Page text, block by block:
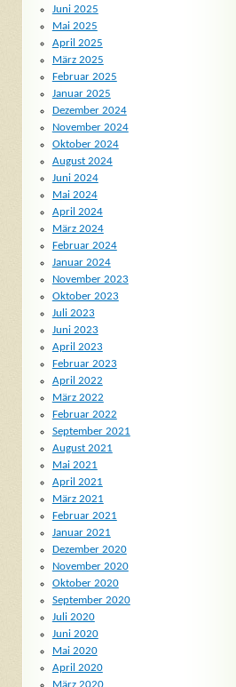
Juni 2025
Mai 2025
April 2025
März 2025
Februar 2025
Januar 2025
Dezember 2024
November 2024
Oktober 2024
August 2024
Juni 2024
Mai 2024
April 2024
März 2024
Februar 2024
Januar 2024
November 2023
Oktober 2023
Juli 2023
Juni 2023
April 2023
Februar 2023
April 2022
März 2022
Februar 2022
September 2021
August 2021
Mai 2021
April 2021
März 2021
Februar 2021
Januar 2021
Dezember 2020
November 2020
Oktober 2020
September 2020
Juli 2020
Juni 2020
Mai 2020
April 2020